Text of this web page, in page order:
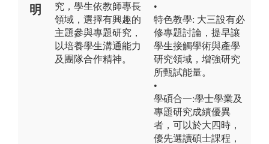
明
究，學生依教師專長
領域，選擇有興趣的
主題參與專題研究，
以培養學生溝通能力
及團隊合作精神。
•
特色教學: 大三設有必
修專題討論，提早讓
學生接觸學術與產學
研究領域，增強研究
所甄試能量。
•
學碩合一:學士學業及
專題研究成績優異
者，可以於大四時，
優先選讀碩士課程，